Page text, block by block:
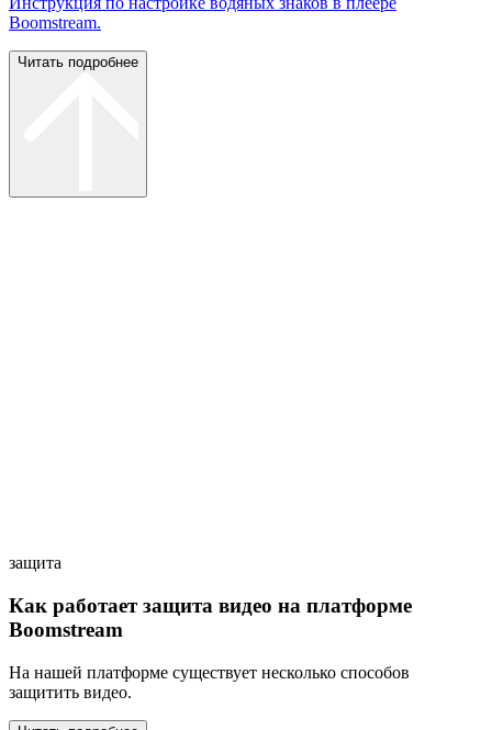
Boomstream.
Читать подробнее
защита
Как работает защита видео на платформе
Boomstream
На нашей платформе существует несколько способов
защитить видео.